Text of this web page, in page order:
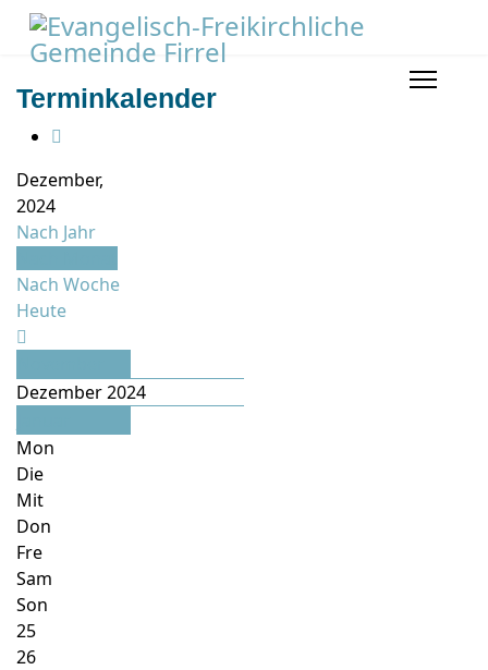
Terminkalender
Dezember,
2024
Nach Jahr
Nach Woche
Heute
Dezember 2024
Mon
Die
Mit
Don
Fre
Sam
Son
25
26